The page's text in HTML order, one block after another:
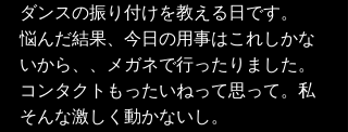
ダンスの振り付けを教える日です。
悩んだ結果、今日の用事はこれしかな
いから、、メガネで行ったりました。
コンタクトもったいねって思って。私
そんな激しく動かないし。